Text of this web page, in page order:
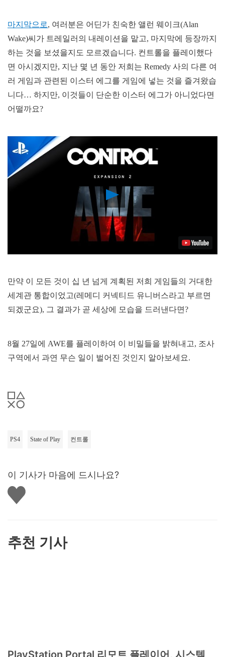
마지막으로, 여러분은 어딘가 친숙한 앨런 웨이크(Alan
Wake)씨가 트레일러의 내레이션을 맡고, 마지막에 등장까지
하는 것을 보셨을지도 모르겠습니다. 컨트롤을 플레이했다
면 아시겠지만, 지난 몇 년 동안 저희는 Remedy 사의 다른 여
러 게임과 관련된 이스터 에그를 게임에 넣는 것을 즐겨왔습
니다… 하지만, 이것들이 단순한 이스터 에그가 아니었다면
어떨까요?
Play
Video
만약 이 모든 것이 십 년 넘게 계획된 저희 게임들의 거대한
세계관 통합이었고(레메디 커넥티드 유니버스라고 부르면
되겠군요), 그 결과가 곧 세상에 모습을 드러낸다면?
8월 27일에 AWE를 플레이하여 이 비밀들을 밝혀내고, 조사
구역에서 과연 무슨 일이 벌어진 것인지 알아보세요.
PS4 State of Play 컨트롤
이 기사가 마음에 드시나요?
좋
아
추천 기사
PlayStation Portal 리모트 플레이어, 시스템